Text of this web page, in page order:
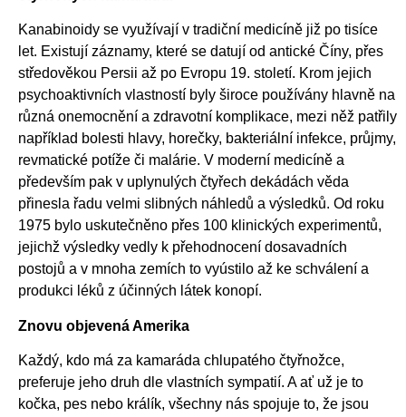
Kanabinoidy se využívají v tradiční medicíně již po tisíce
let. Existují záznamy, které se datují od antické Číny, přes
středověkou Persii až po Evropu 19. století. Krom jejich
psychoaktivních vlastností byly široce používány hlavně na
různá onemocnění a zdravotní komplikace, mezi něž patřily
například bolesti hlavy, horečky, bakteriální infekce, průjmy,
revmatické potíže či malárie. V moderní medicíně a
především pak v uplynulých čtyřech dekádách věda
přinesla řadu velmi slibných náhledů a výsledků. Od roku
1975 bylo uskutečněno přes 100 klinických experimentů,
jejichž výsledky vedly k přehodnocení dosavadních
postojů a v mnoha zemích to vyústilo až ke schválení a
produkci léků z účinných látek konopí.
Znovu objevená Amerika
Každý, kdo má za kamaráda chlupatého čtyřnožce,
preferuje jeho druh dle vlastních sympatií. A ať už je to
kočka, pes nebo králík, všechny nás spojuje to, že jsou